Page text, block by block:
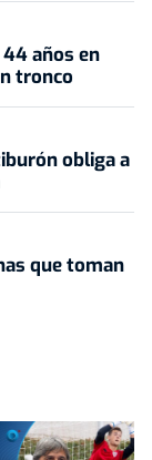
años en
tronco
obliga a
que toman